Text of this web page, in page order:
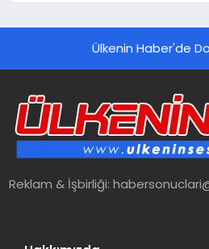
Ülkenin Haber'de
Reklam & İşbirliği: